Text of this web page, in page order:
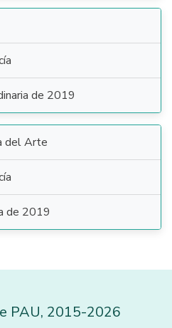
de 2019
del Arte
de 2019
PAU, 2015-2026